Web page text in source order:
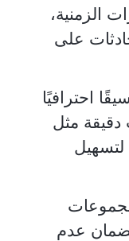
الزمنية،
على
احترافيًا
مثل
لتسهيل
عدم